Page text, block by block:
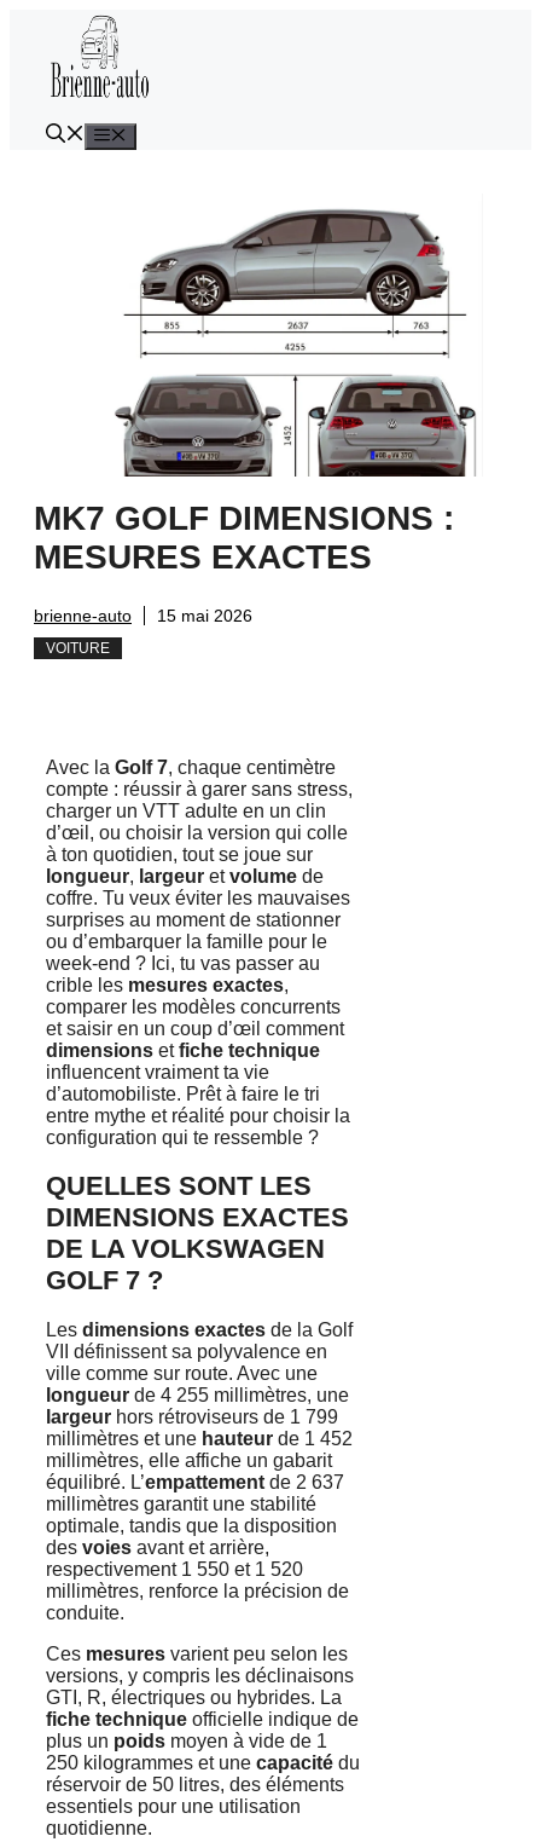
contenu
MK7 GOLF DIMENSIONS :
MESURES EXACTES
brienne-auto 15 mai 2026
VOITURE
Avec la Golf 7, chaque centimètre
compte : réussir à garer sans stress,
charger un VTT adulte en un clin
d’œil, ou choisir la version qui colle
à ton quotidien, tout se joue sur
longueur, largeur etvolume de
coffre. Tu veux éviter les mauvaises
surprises au moment de stationner
ou d’embarquer la famille pour le
week-end ? Ici, tu vas passer au
crible les mesures exactes,
comparer les modèles concurrents
et saisir en un coup d’œil comment
dimensions etfiche technique
influencent vraiment ta vie
d’automobiliste. Prêt à faire le tri
entre mythe et réalité pour choisir la
configuration qui te ressemble ?
QUELLES SONT LES
DIMENSIONS EXACTES
DE LA VOLKSWAGEN
GOLF 7 ?
Les dimensions exactes de la Golf
VII définissent sa polyvalence en
ville comme sur route. Avec une
longueur de 4 255 millimètres, une
largeur hors rétroviseurs de 1 799
millimètres et une hauteur de 1 452
millimètres, elle affiche un gabarit
équilibré. L’empattement de 2 637
millimètres garantit une stabilité
optimale, tandis que la disposition
des voies avant et arrière,
respectivement 1 550 et 1 520
millimètres, renforce la précision de
conduite.
Ces mesures varient peu selon les
versions, y compris les déclinaisons
GTI, R, électriques ou hybrides. La
fiche technique officielle indique de
plus un poids moyen à vide de 1
250 kilogrammes et une capacité du
réservoir de 50 litres, des éléments
essentiels pour une utilisation
quotidienne.